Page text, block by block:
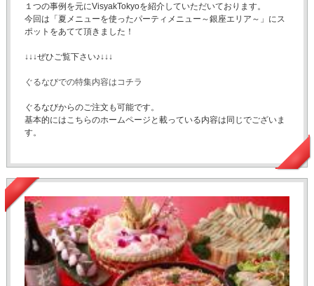
１つの事例を元にVisyakTokyoを紹介していただいております。
今回は「夏メニューを使ったパーティメニュー～銀座エリア～」にス
ポットをあてて頂きました！
↓↓↓ぜひご覧下さい♪↓↓↓
ぐるなびでの特集内容はコチラ
ぐるなびからのご注文も可能です。
基本的にはこちらのホームページと載っている内容は同じでございま
す。